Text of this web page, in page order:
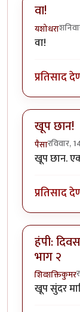
वा!
यशोधरा
वा!
प्रतिसाद
खूप छान!
पैसारविवार,
खूप छान.
प्रतिसाद
हंपी:
भाग २
शिव्शक्तिकुमर
खूप सुंदर